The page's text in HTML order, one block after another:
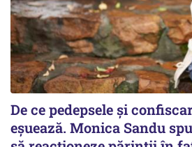
De ce pedepsele și
eșuează. Monica Sandu